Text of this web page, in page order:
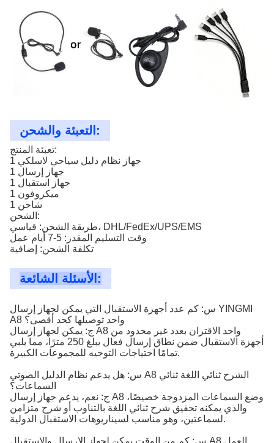
التعبئة والشحن:
تعبئة المنتج:
1 جهاز نظام دليل سياحي لاسلكي
1 جهاز إرسال
1 جهاز استقبال
1 ميكروفون
1 شاحن
الشحن:
طريقة الشحن: قياسي، DHL/FedEx/UPS/EMS
وقت التسليم المقدر: 5-7 أيام عمل
تكلفة الشحن: إضافية
الأسئلة الشائعة:
س: كم عدد أجهزة الاستقبال التي يمكن لجهاز إرسال YINGMI
A8 واحد توصيلها كحد أقصى؟
ج: يمكن لجهاز إرسال A8 واحد الاقتران بعدد غير محدود من
أجهزة الاستقبال ضمن نطاق إرسال فعال يبلغ 250 مترًا، مما يلبي
تمامًا احتياجات التوجيه للمجموعات الكبيرة.
س: هل يدعم نظام الدليل الصوتي A8 الشرح ثنائي اللغة ثنائي
السماعات؟
ج: نعم، يدعم جهاز إرسال A8 وضع السماعات المزدوجة خصيصًا،
والذي يمكنه تحقيق شرح ثنائي اللغة بالتناوب أو شرح متزامن
لسماعتين، وهو مناسب لسيناريوهات الاستقبال الدولية.
س: كم من الوقت يمكن لجهاز الإرسال والاستقبال A8 العمل